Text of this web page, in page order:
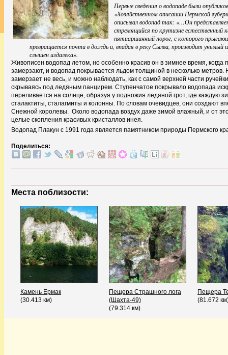
Первые сведения о водопаде были
«Хозяйственном описании Пермской
описывал водопад так: «…Он
стремящийся по крутизне естественный
пятиаршинный порог, с которого
превращается почти в дождь и, впадая в реку Сылва, производит
слышен издалека».
Живописен водопад летом, но особенно красив он в зимнее время, когда
замерзают, и водопад покрывается льдом толщиной в несколько метров.
замерзает не весь, и можно наблюдать, как с самой верхней части
скрываясь под ледяным панцирем. Ступенчатое покрывало водопада
переливается на солнце, образуя у подножия ледяной грот, где каждую
сталактиты, сталагмиты и колонны. По словам очевидцев, они создают
Снежной королевы. Около водопада воздух даже зимой влажный, и от
целые скопления красивых кристаллов инея.
Водопад Плакун с 1991 года является памятником природы Пермского
Поделиться:
Места поблизости:
Камень Ермак
(30.413 км)
Пещера Страшного лога
(Шахта-49)
(79.314 км)
Пещера
(81.672